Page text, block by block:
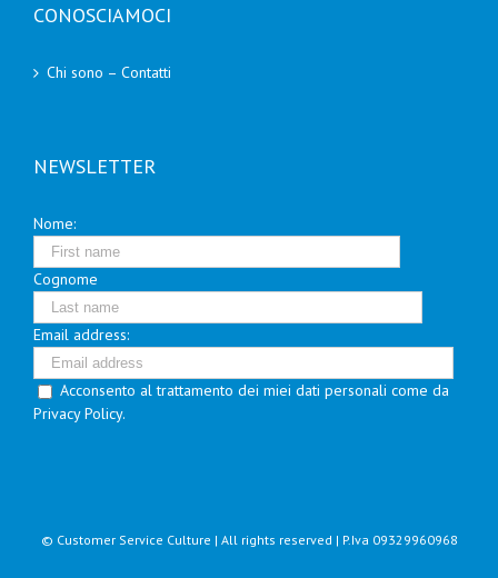
CONOSCIAMOCI
Chi sono – Contatti
NEWSLETTER
Nome:
Cognome
Email address:
Acconsento al trattamento dei miei dati personali come da
Privacy Policy.
© Customer Service Culture | All rights reserved | P.Iva 09329960968